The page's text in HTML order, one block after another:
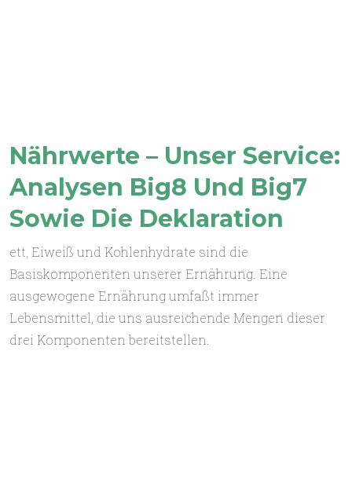
Nährwerte – Unser Service:
Analysen Big8 Und Big7
Sowie Die Deklaration
ett, Eiweiß und Kohlenhydrate sind die
Basiskomponenten unserer Ernährung. Eine
ausgewogene Ernährung umfaßt immer
Lebensmittel, die uns ausreichende Mengen dieser
drei Komponenten bereitstellen.